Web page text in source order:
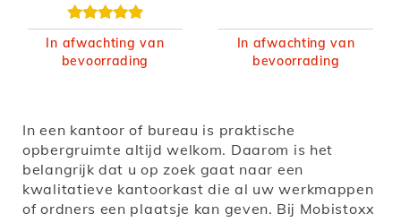
Waardering:
100%
In afwachting van
bevoorrading
In afwachting van
bevoorrading
In een kantoor of bureau is praktische
opbergruimte altijd welkom. Daarom is het
belangrijk dat u op zoek gaat naar een
kwalitatieve kantoorkast die al uw werkmappen
of ordners een plaatsje kan geven. Bij Mobistoxx